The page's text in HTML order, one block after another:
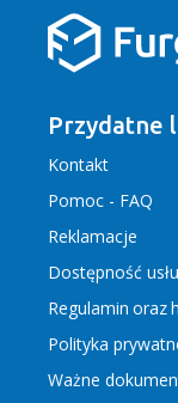
Przydatne
Kontakt
Pomoc - FAQ
Reklamacje
Dostępność
Regulamin oraz
Polityka
Ważne